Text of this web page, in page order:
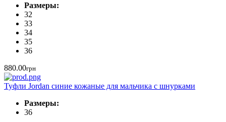
Размеры:
32
33
34
35
36
880.00грн
Туфли Jordan синие кожаные для мальчика с шнурками
Размеры:
36